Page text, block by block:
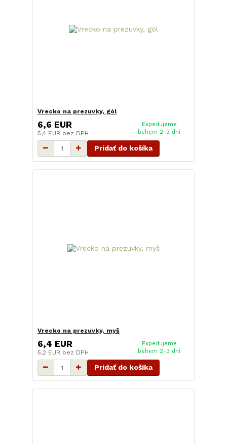
Vrecko na prezuvky, gól
6,6 EUR
5,4 EUR bez DPH
Expedujeme
behem 2-3 dní
Pridať do košíka
Vrecko na prezuvky, myš
6,4 EUR
5,2 EUR bez DPH
Expedujeme
behem 2-3 dní
Pridať do košíka